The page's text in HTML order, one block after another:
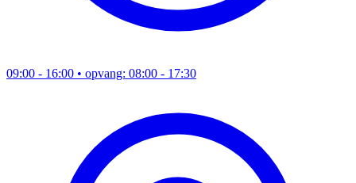
09:00 - 16:00 • opvang: 08:00 - 17:30